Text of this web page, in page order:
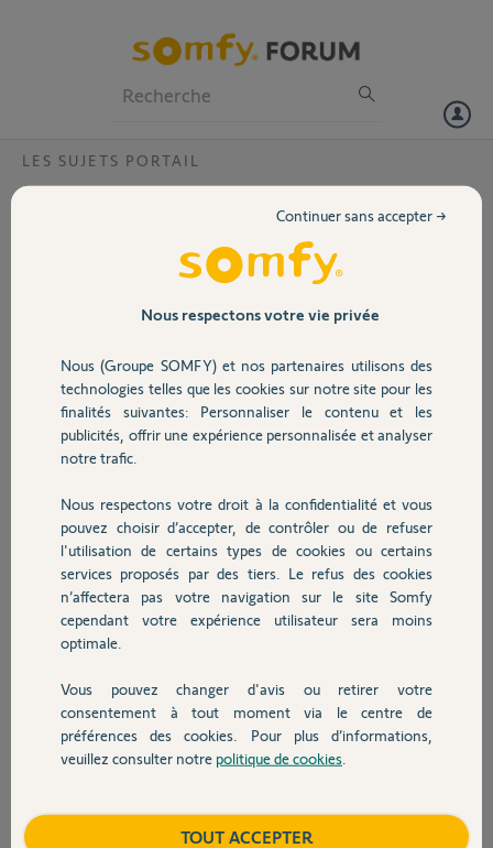
Volet
Sécurité
Domotique
Chauffage
Autres produits
Devis avec un pro
Contact
LES SUJETS PORTAIL
Defaut sur moteur exavia
un de mes deux moteurs semblent se bloquer intempestivement
y 'a t'il un probleme de vis vrillée ?
que faut 'il faire pour le SAV de ces moteurs ?
bonne journée
patrice
Merci,
il y a environ 5 ans
Participer au fil de discussion
Réponses
Bonjour,
Tout d'abord, il faut déterminer d'où vient le problème rencontré,
mécanique ou électronique.
Nous respectons votre vie privée
Nous (Groupe SOMFY) et nos partenaires utilisons des
technologies telles que les cookies sur notre site pour les
finalités suivantes: Personnaliser le contenu et les
publicités, offrir une expérience personnalisée et analyser
notre trafic.
Nous respectons votre droit à la confidentialité et vous
pouvez choisir d’accepter, de contrôler ou de refuser
l'utilisation de certains types de cookies ou certains
services proposés par des tiers. Le refus des cookies
n’affectera pas votre navigation sur le site Somfy
cependant votre expérience utilisateur sera moins
optimale.
Vous pouvez changer d'avis ou retirer votre
consentement à tout moment via le centre de
préférences des cookies. Pour plus d’informations,
veuillez consulter notre politique de cookies
Continuer sans accepter →
TOUT ACCEPTER